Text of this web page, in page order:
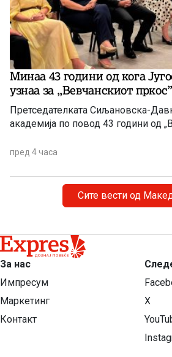
Минаа 43 години од кога
узнаа за ,,Вевчанскиот пркос”
Претседателката Сиљановска-
академија по повод 43 години од
пред 4 часа
Сите вести од
За нас
Импресум
Маркетинг
Контакт
X